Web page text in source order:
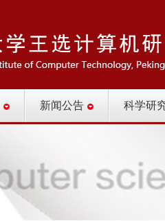
新闻公告 科学研